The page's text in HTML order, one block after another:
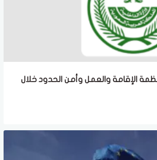
مخالفًا لأنظمة الإقامة والعمل وأمن الحدود خلال